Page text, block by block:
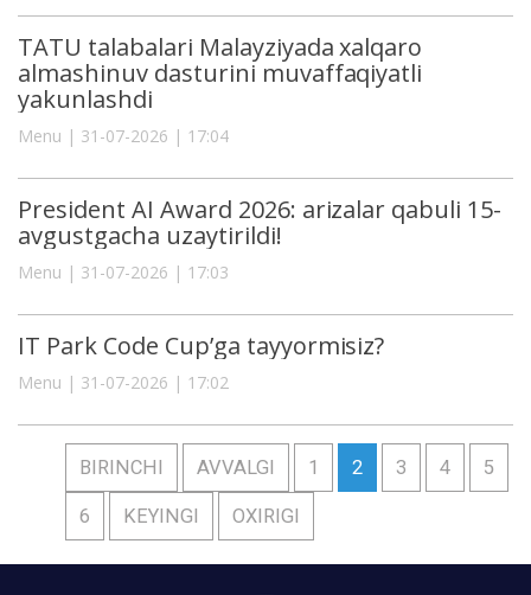
TATU talabalari Malayziyada xalqaro
almashinuv dasturini muvaffaqiyatli
yakunlashdi
Menu | 31-07-2026 | 17:04
President AI Award 2026: arizalar qabuli 15-
avgustgacha uzaytirildi!
Menu | 31-07-2026 | 17:03
IT Park Code Cup’ga tayyormisiz?
Menu | 31-07-2026 | 17:02
BIRINCHI AVVALGI 1 2 3 4 5
6 KEYINGI OXIRIGI